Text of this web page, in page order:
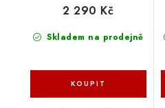
Skladem na prodejně
2 290 Kč